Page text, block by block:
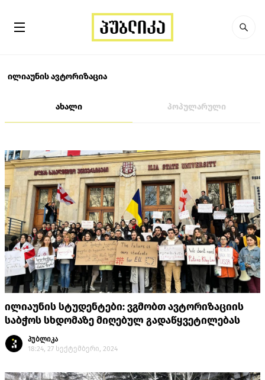
ილიაუნის ავტორიზაცია
ახალი პოპულარული
ილიაუნის სტუდენტები: ვგმობთ ავტორიზაციის
საბჭოს სხდომაზე მიღებულ გადაწყვეტილებას
პუბლიკა
18:24, 27 სექტემბერი, 2024